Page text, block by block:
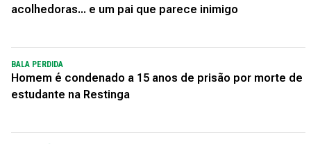
acolhedoras... e um pai que parece inimigo
BALA PERDIDA
Homem é condenado a 15 anos de prisão por morte de
estudante na Restinga